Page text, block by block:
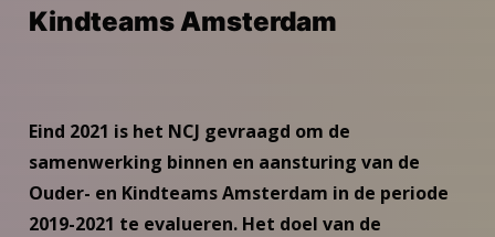
Kindteams Amsterdam
Eind 2021 is het NCJ gevraagd om de
samenwerking binnen en aansturing van de
Ouder- en Kindteams Amsterdam in de periode
2019-2021 te evalueren. Het doel van de